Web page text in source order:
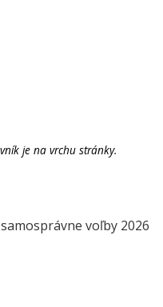
je na vrchu stránky.
voľby 2026